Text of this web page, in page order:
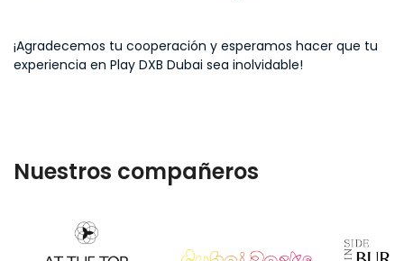
¡Agradecemos tu cooperación y esperamos hacer que tu
experiencia en Play DXB Dubai sea inolvidable!
Nuestros compañeros